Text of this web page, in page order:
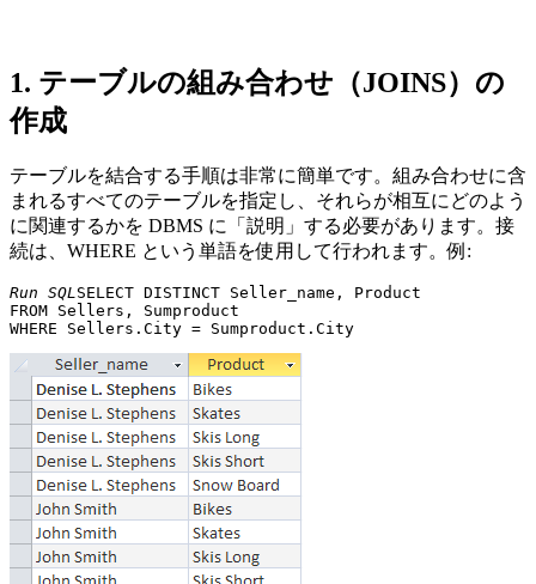
1. テーブルの組み合わせ（JOINS）の
作成
テーブルを結合する手順は非常に簡単です。組み合わせに含
まれるすべてのテーブルを指定し、それらが相互にどのよう
に関連するかを DBMS に「説明」する必要があります。接
続は、WHERE という単語を使用して行われます。例:
Run SQL SELECT DISTINCT Seller_name, Product
FROM Sellers, Sumproduct